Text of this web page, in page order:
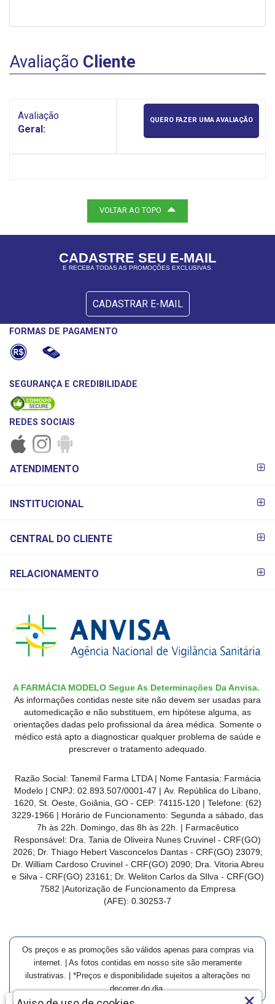
Avaliação Cliente
Avaliação
Geral:
QUERO FAZER UMA AVALIAÇÃO
VOLTAR AO TOPO
CADASTRE SEU E-MAIL
E RECEBA TODAS AS PROMOÇÕES EXCLUSIVAS.
CADASTRAR E-MAIL
FORMAS DE PAGAMENTO
SEGURANÇA E CREDIBILIDADE
REDES SOCIAIS
PAGAMENTO
ATENDIMENTO
INSTITUCIONAL
CENTRAL DO CLIENTE
RELACIONAMENTO
A FARMÁCIA MODELO Segue As Determinações Da Anvisa.
As informações contidas neste site não devem ser usadas para
automedicação e não substituem, em hipótese alguma, as
orientações dadas pelo profissional da área médica. Somente o
médico está apto a diagnosticar qualquer problema de saúde e
prescrever o tratamento adequado.
Razão Social: Tanemil Farma LTDA | Nome Fantasia: Farmácia
Modelo | CNPJ: 02.893.507/0001-47 | Av. República do Líbano,
1620, St. Oeste, Goiânia, GO - CEP: 74115-120 | Telefone: (62)
3229-1966 | Horário de Funcionamento: Segunda a sábado, das
7h às 22h. Domingo, das 8h às 22h. | Farmacêutico
Responsável: Dra. Tania de Oliveira Nunes Cruvinel - CRF(GO)
2026; Dr. Thiago Hebert Vasconcelos Dantas - CRF(GO) 23079;
Dr. William Cardoso Cruvinel - CRF(GO) 2090; Dra. Vitoria Abreu
e Silva - CRF(GO) 23161; Dr. Weliton Carlos da SIlva - CRF(GO)
7582 |Autorização de Funcionamento da Empresa
(AFE): 0.30253-7
Os preços e as promoções são válidos apenas para compras via
internet. | As fotos contidas em nosso site são meramente
ilustrativas. | *Preços e disponibilidade sujeitos a alterações no
decorrer do dia.